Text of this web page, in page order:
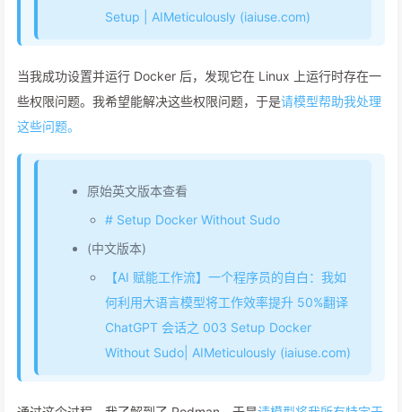
Setup | AIMeticulously (iaiuse.com)
当我成功设置并运行 Docker 后，发现它在 Linux 上运行时存在一
些权限问题。我希望能解决这些权限问题，于是请模型帮助我处理
这些问题。
原始英文版本查看
# Setup Docker Without Sudo
(中文版本)
【AI 赋能工作流】一个程序员的自白：我如
何利用大语言模型将工作效率提升 50%翻译
ChatGPT 会话之 003 Setup Docker
Without Sudo| AIMeticulously (iaiuse.com)